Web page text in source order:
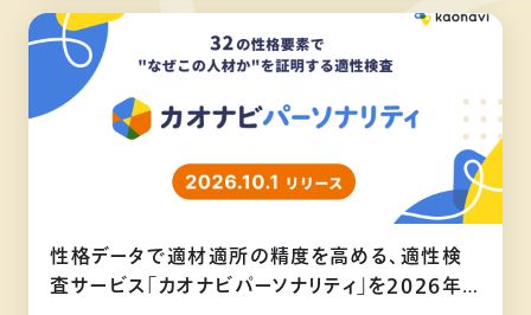
性格データで適材適所の精度を高める、適性検
査サービス「カオナビパーソナリティ」を2026年